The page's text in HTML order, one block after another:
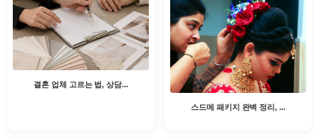
결혼 업체 고르는 법, 상담...
스드메 패키지 완벽 정리, ...